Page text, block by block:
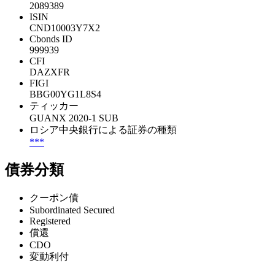
2089389
ISIN
CND10003Y7X2
Cbonds ID
999939
CFI
DAZXFR
FIGI
BBG00YG1L8S4
ティッカー
GUANX 2020-1 SUB
ロシア中央銀行による証券の種類
***
債券分類
クーポン債
Subordinated Secured
Registered
償還
CDO
変動利付